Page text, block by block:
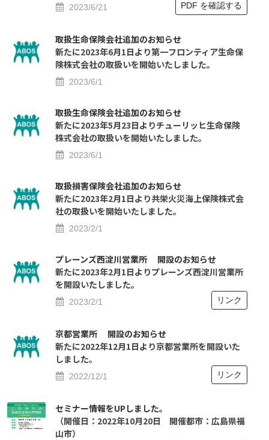
PDF を確認する
2023/6/21
取扱生命保険会社追加のお知らせ
新たに2023年6月1日より第一フロンティア生命保
険株式会社の取扱いを開始いたしました。
2023/6/1
取扱生命保険会社追加のお知らせ
新たに2023年5月23日よりチューリッヒ生命保険
株式会社の取扱いを開始いたしました。
2023/6/1
取扱損害保険会社追加のお知らせ
新たに2023年2月1日より共栄火災海上保険株式会
社の取扱いを開始いたしました。
2023/2/1
プレーンズ西淀川営業所 開設のお知らせ
新たに2023年2月1日よりプレーンズ西淀川営業所
を開設いたしました。
リンク
2023/2/1
京都営業所 開設のお知らせ
新たに2022年12月1日より京都営業所を開設いた
しました。
リンク
2022/12/1
セミナー情報をUPしました。
（開催日：2022年10月20日 開催都市：広島県福
山市）